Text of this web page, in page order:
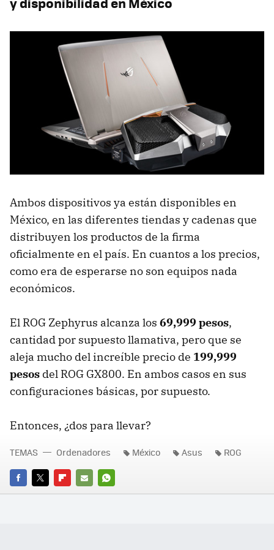
Ambos dispositivos ya están disponibles en
México, en las diferentes tiendas y cadenas que
distribuyen los productos de la firma
oficialmente en el país. En cuantos a los precios,
como era de esperarse no son equipos nada
económicos.
El ROG Zephyrus alcanza los 69,999 pesos,
cantidad por supuesto llamativa, pero que se
aleja mucho del increíble precio de 199,999
pesos del ROG GX800. En ambos casos en sus
configuraciones básicas, por supuesto.
Entonces, ¿dos para llevar?
FACEBOOK
TWITTERFLIPBOARD
E-
WHATSAPP
TEMAS Ordenadores México Asus ROG